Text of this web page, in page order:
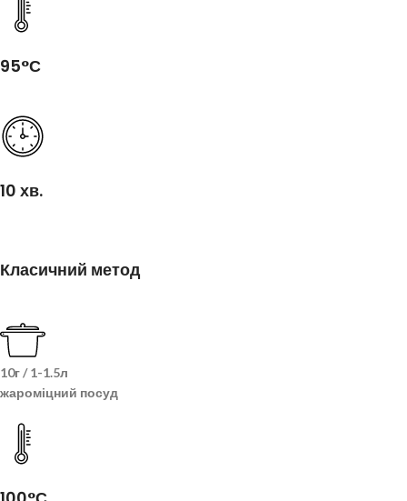
95°С
10 хв.
Класичний метод
10г / 1-1.5л
жароміцний посуд